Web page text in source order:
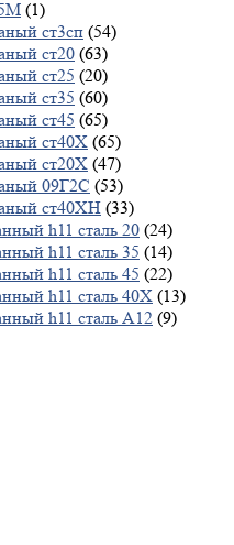
(1)
ст3сп (54)
ст20 (63)
ст25 (20)
ст35 (60)
ст45 (65)
ст40Х (65)
ст20Х (47)
09Г2С (53)
ст40ХН (33)
h11 сталь 20 (24)
h11 сталь 35 (14)
h11 сталь 45 (22)
h11 сталь 40X (13)
h11 сталь А12 (9)